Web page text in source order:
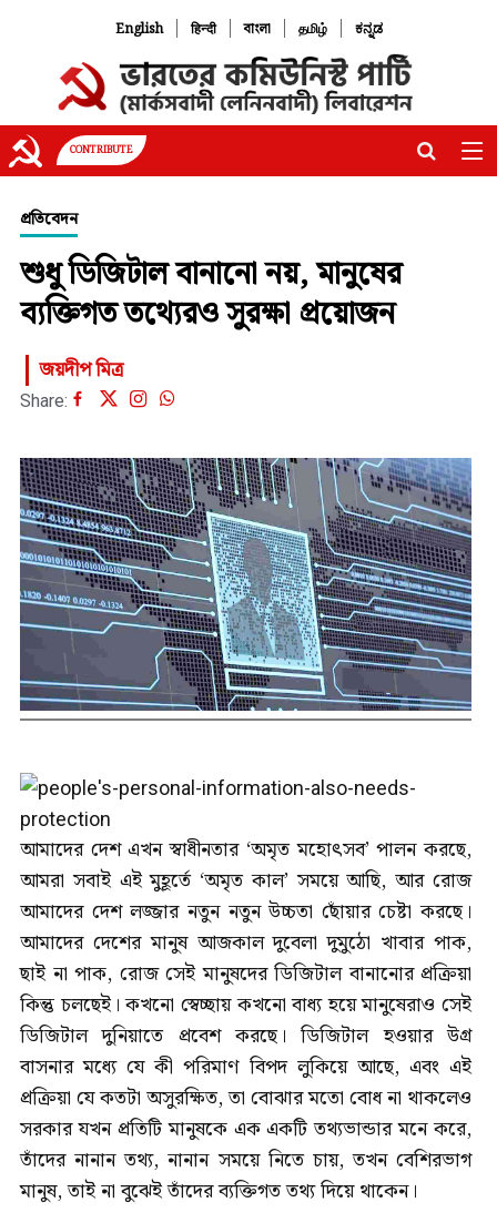
English | हिन्दी | বাংলা | தமிழ் | ಕನ್ನಡ
CONTRIBUTE
প্রতিবেদন
শুধু ডিজিটাল বানানো নয়, মানুষের
ব্যক্তিগত তথ্যেরও সুরক্ষা প্রয়োজন
জয়দীপ মিত্র
Share:
আমাদের দেশ এখন স্বাধীনতার ‘অমৃত মহোৎসব’ পালন করছে,
আমরা সবাই এই মুহূর্তে ‘অমৃত কাল’ সময়ে আছি, আর রোজ
আমাদের দেশ লজ্জার নতুন নতুন উচ্চতা ছোঁয়ার চেষ্টা করছে।
আমাদের দেশের মানুষ আজকাল দুবেলা দুমুঠো খাবার পাক,
ছাই না পাক, রোজ সেই মানুষদের ডিজিটাল বানানোর প্রক্রিয়া
কিন্তু চলছেই। কখনো স্বেচ্ছায় কখনো বাধ্য হয়ে মানুষেরাও সেই
ডিজিটাল দুনিয়াতে প্রবেশ করছে। ডিজিটাল হওয়ার উগ্র
বাসনার মধ্যে যে কী পরিমাণ বিপদ লুকিয়ে আছে, এবং এই
প্রক্রিয়া যে কতটা অসুরক্ষিত, তা বোঝার মতো বোধ না থাকলেও
সরকার যখন প্রতিটি মানুষকে এক একটি তথ্যভান্ডার মনে করে,
তাঁদের নানান তথ্য, নানান সময়ে নিতে চায়, তখন বেশিরভাগ
মানুষ, তাই না বুঝেই তাঁদের ব্যক্তিগত তথ্য দিয়ে থাকেন।